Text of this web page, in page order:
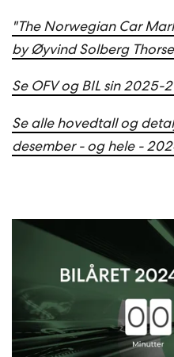
"The Norwegian Car
by Øyvind Solberg
Se OFV og BIL sin
Se alle hovedtall og
desember - og hele -